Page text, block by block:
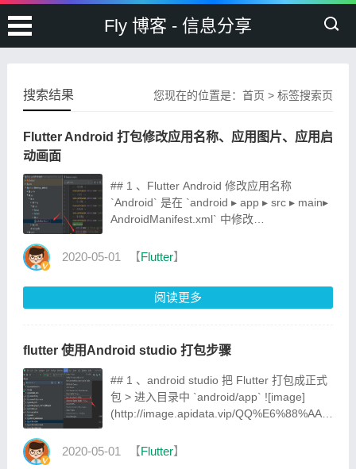
Fly 博客 - 信息分享
您现在的位置是：首页 >标签搜索页
搜索结果
Flutter Android 打包修改应用名称、应用图片、应用启
动画面
## 1 、Flutter Android 修改应用名称
`Android` 是在 `android ▸ app ▸ src ▸ main▸
AndroidManifest.xml` 中修改
(http://image.apidata.vip/
`Android` 在 `android
2020-05-01 【Flutter】
阅读更多
flutter 使用Android studio 打包步骤
## 1 、android studio 把 Flutter 打包成正式
包 > 进入目录中 `android/app` ![image]
(http://image.apidata.vip/
20200331124538.png) ## 2 、修改应用版本
2020-05-01 【Flutter】